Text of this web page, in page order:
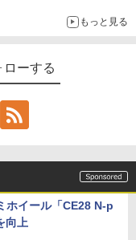
もっと見る
ーする
ホイール「CE28 N-p
向上